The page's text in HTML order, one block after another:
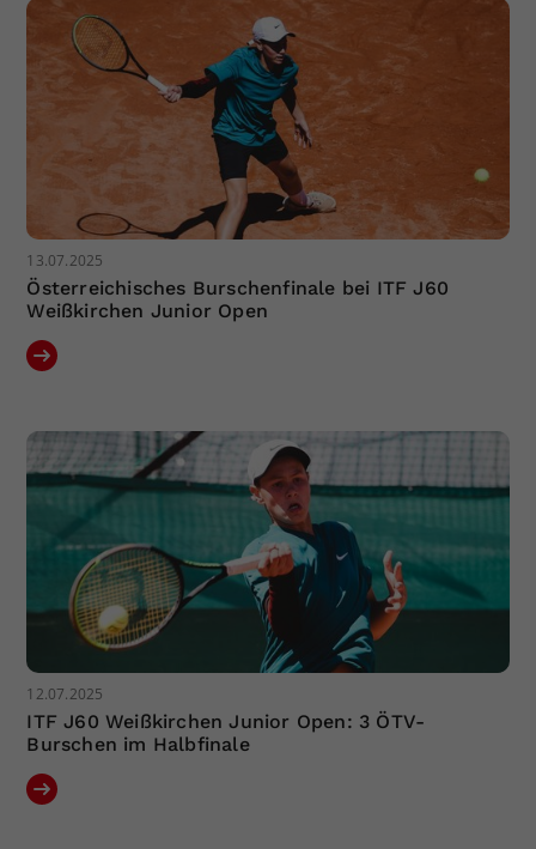
13.07.2025
Österreichisches Burschenfinale bei ITF J60
Weißkirchen Junior Open
12.07.2025
ITF J60 Weißkirchen Junior Open: 3 ÖTV-
Burschen im Halbfinale